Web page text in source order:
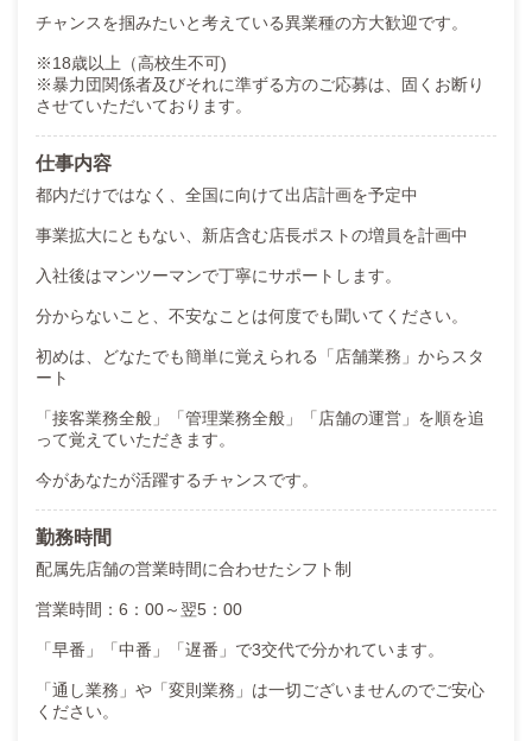
チャンスを掴みたいと考えている異業種の方大歓迎です。
※18歳以上（高校生不可)
※暴力団関係者及びそれに準ずる方のご応募は、固くお断り
させていただいております。
仕事内容
都内だけではなく、全国に向けて出店計画を予定中
事業拡大にともない、新店含む店長ポストの増員を計画中
入社後はマンツーマンで丁寧にサポートします。
分からないこと、不安なことは何度でも聞いてください。
初めは、どなたでも簡単に覚えられる「店舗業務」からスタ
ート
「接客業務全般」「管理業務全般」「店舗の運営」を順を追
って覚えていただきます。
今があなたが活躍するチャンスです。
勤務時間
配属先店舗の営業時間に合わせたシフト制
営業時間：6：00～翌5：00
「早番」「中番」「遅番」で3交代で分かれています。
「通し業務」や「変則業務」は一切ございませんのでご安心
ください。